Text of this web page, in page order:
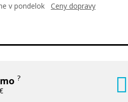
v pondelok Ceny dopravy
?